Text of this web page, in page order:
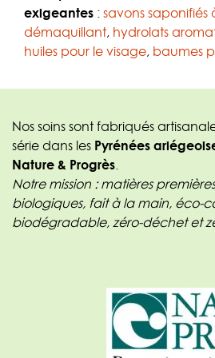
exigeantes : savons saponifiés
démaquillant, hydrolats
huiles pour le visage, baumes
Nos soins sont fabriqués
série dans les Pyrénées
Nature & Progrès.
Notre mission : matières
biologiques, fait à la main, éco-
biodégradable, zéro-déchet et